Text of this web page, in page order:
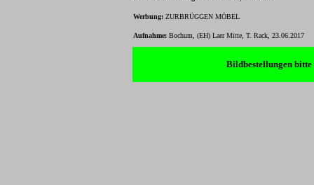
Werbung: ZURBRÜGGEN MÖBEL
Aufnahme: Bochum, (EH) Laer Mitte, T. Rack, 23.06.2017
Bildbestellungen